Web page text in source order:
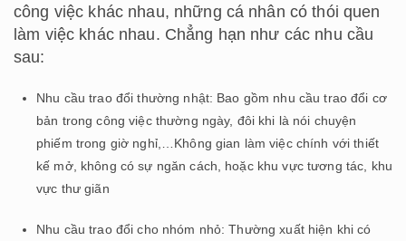
công việc khác nhau, những cá nhân có thói quen
làm việc khác nhau. Chẳng hạn như các nhu cầu
sau:
Nhu cầu trao đổi thường nhật: Bao gồm nhu cầu trao đổi cơ
bản trong công việc thường ngày, đôi khi là nói chuyện
phiếm trong giờ nghỉ,…Không gian làm việc chính với thiết
kế mở, không có sự ngăn cách, hoặc khu vực tương tác, khu
vực thư giãn
Nhu cầu trao đổi cho nhóm nhỏ: Thường xuất hiện khi có